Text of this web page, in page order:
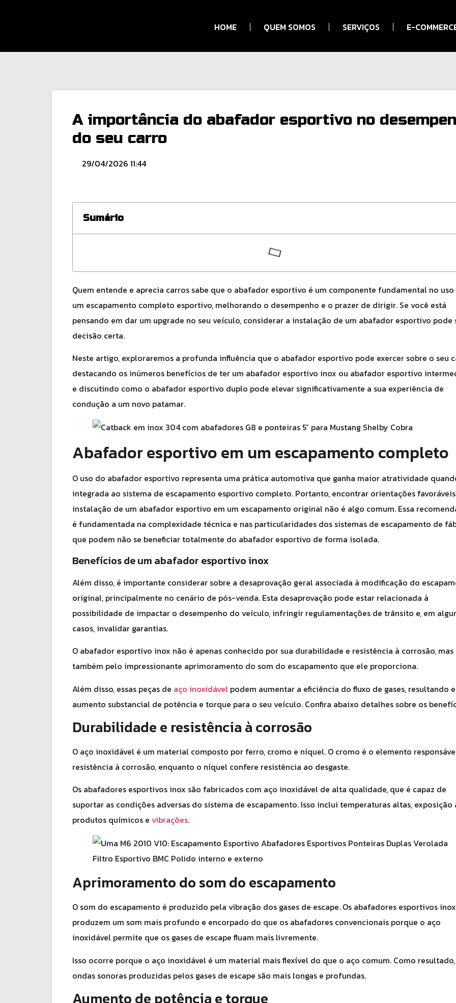
HOME QUEM SOMOS SERVIÇOS E-
A importância do abafador esportivo no
do seu carro
29/04/2026 11:44
Sumário
Quem entende e aprecia carros sabe que o abafador esportivo é um componente fundamental no uso
um escapamento completo esportivo, melhorando o desempenho e o prazer de dirigir. Se você está
pensando em dar um upgrade no seu veículo, considerar a instalação de um abafador esportivo pode
decisão certa.
Neste artigo, exploraremos a profunda influência que o abafador esportivo pode exercer sobre o seu
destacando os inúmeros benefícios de ter um abafador esportivo inox ou abafador esportivo
e discutindo como o abafador esportivo duplo pode elevar significativamente a sua experiência de
condução a um novo patamar.
Abafador esportivo em um escapamento completo
O uso do abafador esportivo representa uma prática automotiva que ganha maior atratividade
integrada ao sistema de escapamento esportivo completo. Portanto, encontrar orientações
instalação de um abafador esportivo em um escapamento original não é algo comum. Essa
é fundamentada na complexidade técnica e nas particularidades dos sistemas de escapamento de
que podem não se beneficiar totalmente do abafador esportivo de forma isolada.
Benefícios de um abafador esportivo inox
Além disso, é importante considerar sobre a desaprovação geral associada à modificação do
original, principalmente no cenário de pós-venda. Esta desaprovação pode estar relacionada à
possibilidade de impactar o desempenho do veículo, infringir regulamentações de trânsito e, em
casos, invalidar garantias.
O abafador esportivo inox não é apenas conhecido por sua durabilidade e resistência à corrosão, mas
também pelo impressionante aprimoramento do som do escapamento que ele proporciona.
Além disso, essas peças de aço inoxidável podem aumentar a eficiência do fluxo de gases, resultando
aumento substancial de potência e torque para o seu veículo. Confira abaixo detalhes sobre os
Durabilidade e resistência à corrosão
O aço inoxidável é um material composto por ferro, cromo e níquel. O cromo é o elemento
resistência à corrosão, enquanto o níquel confere resistência ao desgaste.
Os abafadores esportivos inox são fabricados com aço inoxidável de alta qualidade, que é capaz de
suportar as condições adversas do sistema de escapamento. Isso inclui temperaturas altas, exposição
produtos químicos e vibrações.
Aprimoramento do som do escapamento
O som do escapamento é produzido pela vibração dos gases de escape. Os abafadores esportivos inox
produzem um som mais profundo e encorpado do que os abafadores convencionais porque o aço
inoxidável permite que os gases de escape fluam mais livremente.
Isso ocorre porque o aço inoxidável é um material mais flexível do que o aço comum. Como
ondas sonoras produzidas pelos gases de escape são mais longas e profundas.
Aumento de potência e torque